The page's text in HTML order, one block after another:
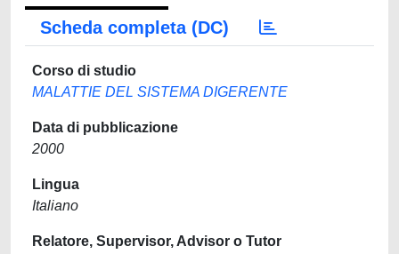
Scheda completa (DC)
Corso di studio
MALATTIE DEL SISTEMA DIGERENTE
Data di pubblicazione
2000
Lingua
Italiano
Relatore, Supervisor, Advisor o Tutor